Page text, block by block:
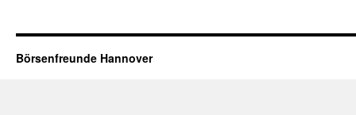
Börsenfreunde Hannover